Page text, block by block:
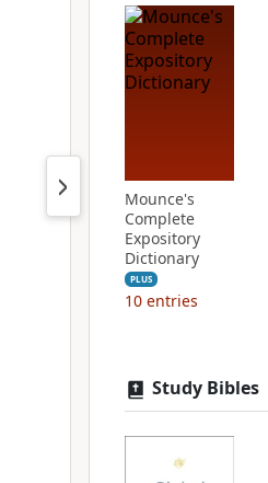
Mounce's
Complete
Expository
Dictionary
PLUS
10 entries
Study Bibles